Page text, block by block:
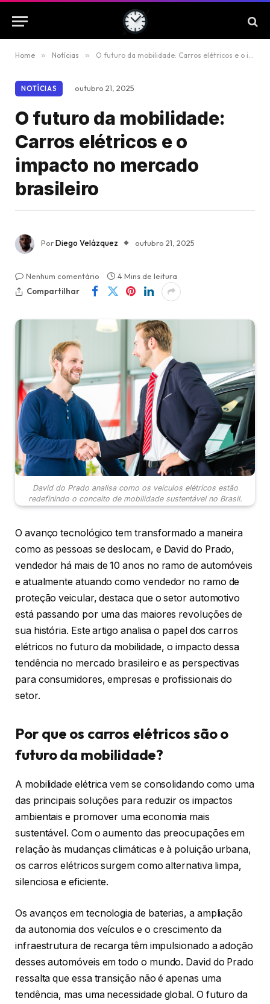
Home » Notícias » O futuro da mobilidade: Carros elétricos e o impacto no mercado brasileiro
NOTÍCIAS outubro 21, 2025
O futuro da mobilidade:
Carros elétricos e o
impacto no mercado
brasileiro
PorDiego Velázquez outubro 21, 2025
Nenhum comentário
4 Mins de leitura
Compartilhar
David do Prado analisa como os veículos elétricos estão
redefinindo o conceito de mobilidade sustentável no Brasil.
O avanço tecnológico tem transformado a maneira
como as pessoas se deslocam, e David do Prado,
vendedor há mais de 10 anos no ramo de automóveis
e atualmente atuando como vendedor no ramo de
proteção veicular, destaca que o setor automotivo
está passando por uma das maiores revoluções de
sua história. Este artigo analisa o papel dos carros
elétricos no futuro da mobilidade, o impacto dessa
tendência no mercado brasileiro e as perspectivas
para consumidores, empresas e profissionais do
setor.
Por que os carros elétricos são o
futuro da mobilidade?
A mobilidade elétrica vem se consolidando como uma
das principais soluções para reduzir os impactos
ambientais e promover uma economia mais
sustentável. Com o aumento das preocupações em
relação às mudanças climáticas e à poluição urbana,
os carros elétricos surgem como alternativa limpa,
silenciosa e eficiente.
Os avanços em tecnologia de baterias, a ampliação
da autonomia dos veículos e o crescimento da
infraestrutura de recarga têm impulsionado a adoção
desses automóveis em todo o mundo. David do Prado
ressalta que essa transição não é apenas uma
tendência, mas uma necessidade global. O futuro da